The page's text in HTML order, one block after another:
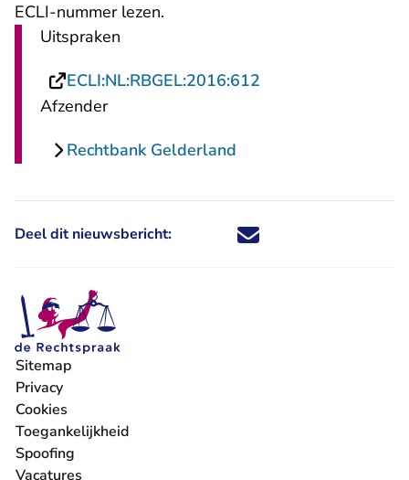
ECLI-nummer lezen.
Uitspraken
ECLI:NL:RBGEL:2016:612
Afzender
Rechtbank Gelderland
Deel dit nieuwsbericht: Deel dit nieuwsbericht via X -
Deel dit nieuwsbericht via
Deel dit nieuwsbericht
Deel dit
Sitemap
Privacy
Cookies
Toegankelijkheid
Spoofing
Vacatures